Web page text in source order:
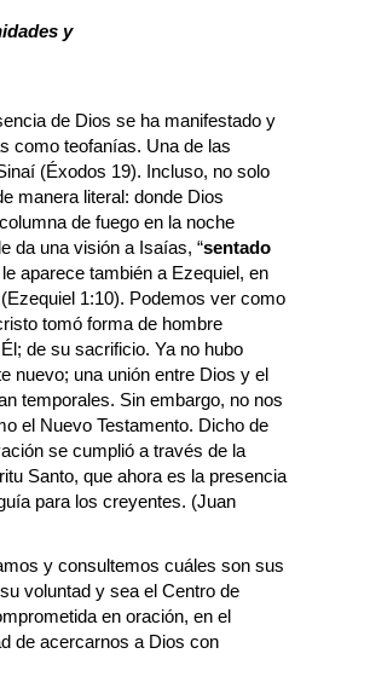
y
de Dios se ha manifestado y
como teofanías. Una de las
(Éxodos 19). Incluso, no solo
manera literal: donde Dios
de fuego en la noche
da una visión a Isaías, “sentado
aparece también a Ezequiel, en
1:10). Podemos ver como
tomó forma de hombre
de su sacrificio. Ya no hubo
nuevo; una unión entre Dios y el
temporales. Sin embargo, no nos
el Nuevo Testamento. Dicho de
se cumplió a través de la
Santo, que ahora es la presencia
para los creyentes. (Juan
y consultemos cuáles son sus
voluntad y sea el Centro de
en oración, en el
de acercarnos a Dios con